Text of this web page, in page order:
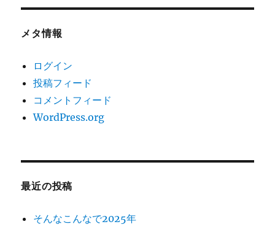
メタ情報
ログイン
投稿フィード
コメントフィード
WordPress.org
最近の投稿
そんなこんなで2025年